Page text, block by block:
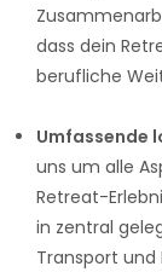
dass dein
berufliche
Umfassende
uns um alle
Retreat-
in zentral
Transport und